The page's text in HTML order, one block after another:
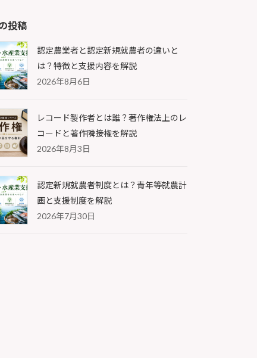
投稿
認定農業者と認定新規就農者の違いと
は？特徴と支援内容を解説
2026年8月6日
レコード製作者とは誰？著作権法上のレ
コードと著作隣接権を解説
2026年8月3日
認定新規就農者制度とは？青年等就農計
画と支援制度を解説
2026年7月30日